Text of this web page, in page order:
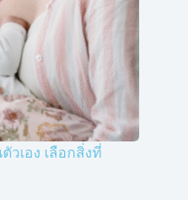
เอง เลือกสิ่งที่